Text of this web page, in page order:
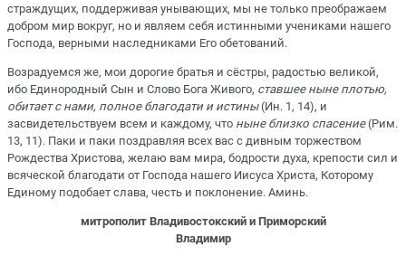
страждущих, поддерживая унывающих, мы не только преображаем
добром мир вокруг, но и являем себя истинными учениками нашего
Господа, верными наследниками Его обетований.
Возрадуемся же, мои дорогие братья и сёстры, радостью великой,
ибо Единородный Сын и Слово Бога Живого, ставшее ныне плотью,
обитает с нами, полное благодати и истины(Ин. 1, 14), и
засвидетельствуем всем и каждому, что ныне близко спасение(Рим.
13, 11). Паки и паки поздравляя всех вас с дивным торжеством
Рождества Христова, желаю вам мира, бодрости духа, крепости сил и
всяческой благодати от Господа нашего Иисуса Христа, Которому
Единому подобает слава, честь и поклонение. Аминь.
митрополит Владивостокский и Приморский
Владимир